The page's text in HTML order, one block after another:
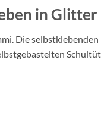
in Glitter
Die